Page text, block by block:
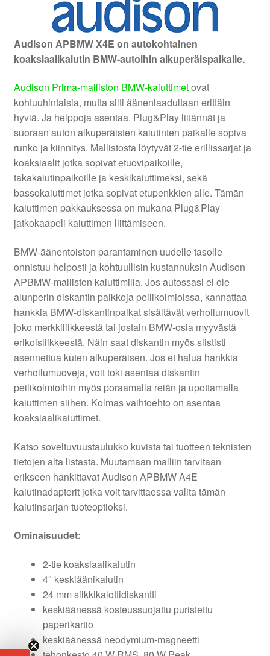
Audison APBMW X4E on autokohtainen
koaksiaalikaiutin BMW-autoihin alkuperäispaikalle.
Audison Prima-malliston BMW-kaiuttimetovat
kohtuuhintaisia, mutta silti äänenlaadultaan erittäin
hyviä. Ja helppoja asentaa. Plug&Play liitännät ja
suoraan auton alkuperäisten kaiutinten paikalle sopiva
runko ja kiinnitys. Mallistosta löytyvät 2-tie erillissarjat ja
koaksiaalit jotka sopivat etuovipaikoille,
takakaiutinpaikoille ja keskikaiuttimeksi, sekä
bassokaiuttimet jotka sopivat etupenkkien alle. Tämän
kaiuttimen pakkauksessa on mukana Plug&Play-
jatkokaapeli kaiuttimen liittämiseen.
BMW-äänentoiston parantaminen uudelle tasolle
onnistuu helposti ja kohtuullisin kustannuksin Audison
APBMW-malliston kaiuttimilla. Jos autossasi ei ole
alunperin diskantin paikkoja peilikolmioissa, kannattaa
hankkia BMW-diskantinpaikat sisältävät verhoilumuovit
joko merkkiliikkeestä tai jostain BMW-osia myyvästä
erikoisliikkeestä. Näin saat diskantin myös siististi
asennettua kuten alkuperäisen. Jos et halua hankkia
verhoilumuoveja, voit toki asentaa diskantin
peilikolmioihin myös poraamalla reiän ja upottamalla
kaiuttimen siihen. Kolmas vaihtoehto on asentaa
koaksiaalikaiuttimet.
Katso soveltuvuustaulukko kuvista tai tuotteen teknisten
tietojen alta listasta. Muutamaan malliin tarvitaan
erikseen hankittavat Audison APBMW A4E
kaiutinadapterit jotka voit tarvittaessa valita tämän
kaiutinsarjan tuoteoptioksi.
Ominaisuudet:
2-tie koaksiaalikaiutin
4″ keskiäänikaiutin
24 mm silkkikalottidiskantti
keskiäänessä kosteussuojattu puristettu
paperikartio
keskiäänessä neodymium-magneetti